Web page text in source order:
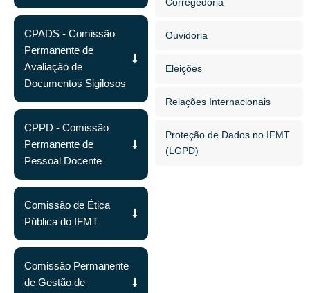
CPADS - Comissão
Permanente de
Avaliação de
Documentos Sigilosos
CPPD - Comissão
Permanente de
Pessoal Docente
Comissão de Ética
Pública do IFMT
Comissão Permanente
de Gestão de
Ouvidoria
Eleições
Relações Internacionais
Proteção de Dados no IFMT
(LGPD)